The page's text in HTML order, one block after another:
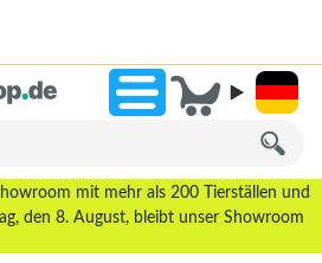
mit mehr als 200 Tierställen und
den 8. August, bleibt unser Showroom